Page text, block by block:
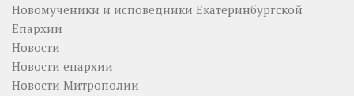
Новомученики и исповедники Екатеринбургской
Епархии
Новости
Новости епархии
Новости Митрополии